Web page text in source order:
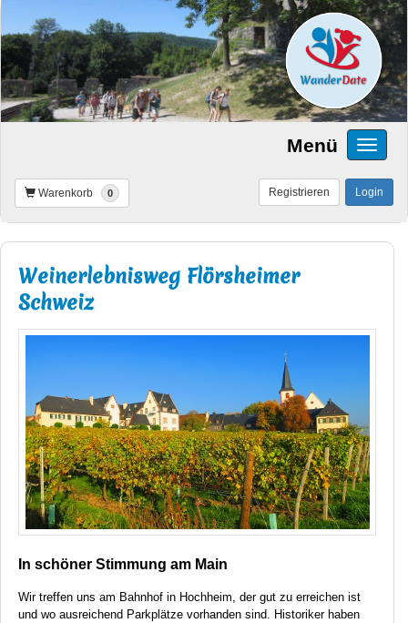
Menü
Warenkorb 0 Login
Registrieren
Weinerlebnisweg Flörsheimer
Schweiz
In schöner Stimmung am Main
Wir treffen uns am Bahnhof in Hochheim, der gut zu erreichen ist
und wo ausreichend Parkplätze vorhanden sind. Historiker haben